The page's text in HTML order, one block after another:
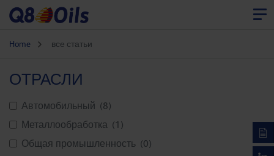
Home все статьи
ОТРАСЛИ
Автомобильный (8)
Металлообработка (1)
Общая промышленность (0)